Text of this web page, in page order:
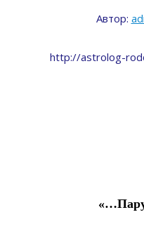
Автор:
http://astrolog-